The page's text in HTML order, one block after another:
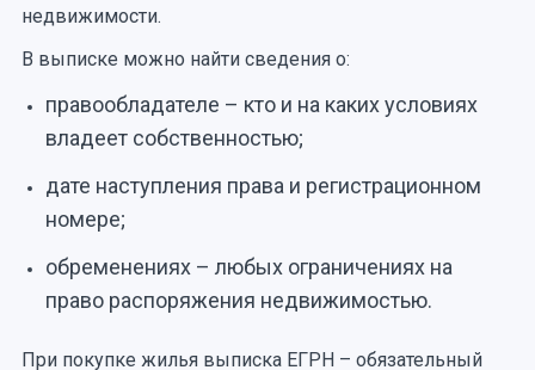
недвижимости.
В выписке можно найти сведения о:
правообладателе – кто и на каких условиях
владеет собственностью;
дате наступления права и регистрационном
номере;
обременениях – любых ограничениях на
право распоряжения недвижимостью.
При покупке жилья выписка ЕГРН – обязательный